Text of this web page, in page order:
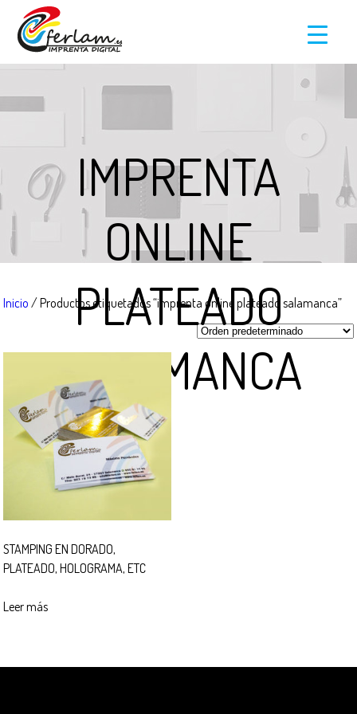
IMPRENTA
ONLINE
PLATEADO
SALAMANCA
Inicio / Productos etiquetados “imprenta online plateado salamanca”
STAMPING EN DORADO,
PLATEADO, HOLOGRAMA, ETC
Leer más